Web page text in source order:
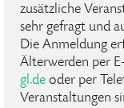
zusätzliche
sehr gefragt und
Die Anmeldung
Älterwerden per
gl.de oder per
Veranstaltungen